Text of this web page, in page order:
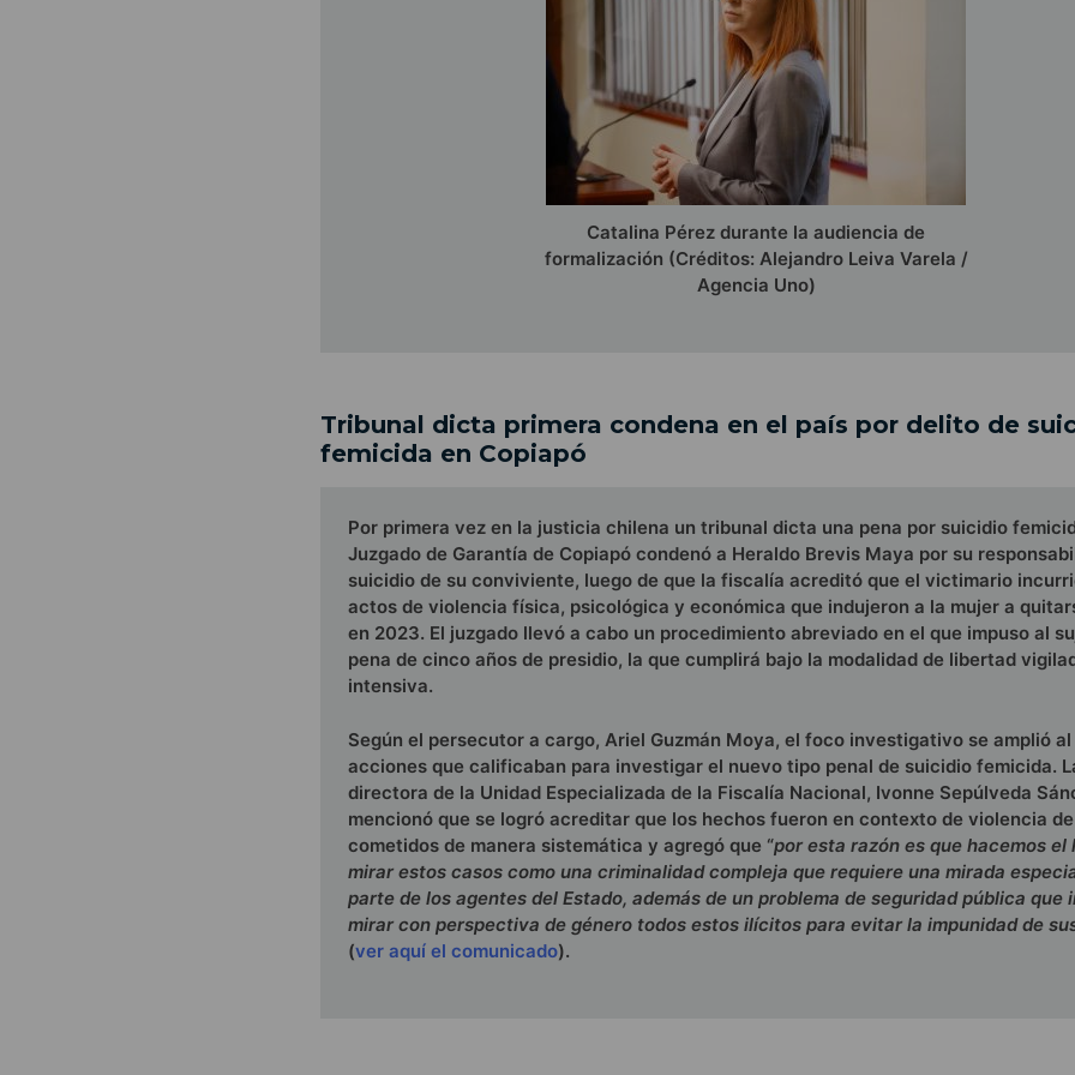
Catalina Pérez durante la audiencia de
formalización (Créditos: Alejandro Leiva Varela /
Agencia Uno)
Tribunal dicta primera condena en el país por delito de
femicida en Copiapó
Por primera vez en la justicia chilena un tribunal dicta una pena por suicidio
Juzgado de Garantía de Copiapó condenó a Heraldo Brevis Maya por su
suicidio de su conviviente, luego de que la fiscalía acreditó que el victimario
actos de violencia física, psicológica y económica que indujeron a la mujer a
en 2023. El juzgado llevó a cabo un procedimiento abreviado en el que impuso al
pena de cinco años de presidio, la que cumplirá bajo la modalidad de libertad
intensiva.
Según el persecutor a cargo, Ariel Guzmán Moya, el foco investigativo se amplió
acciones que calificaban para investigar el nuevo tipo penal de suicidio femicida.
directora de la Unidad Especializada de la Fiscalía Nacional, Ivonne Sepúlveda
mencionó que se logró acreditar que los hechos fueron en contexto de violencia
cometidos de manera sistemática y agregó que “por esta razón es que hacemos el
mirar estos casos como una criminalidad compleja que requiere una mirada
parte de los agentes del Estado, además de un problema de seguridad pública que
mirar con perspectiva de género todos estos ilícitos para evitar la impunidad de
(ver aquí el comunicado).